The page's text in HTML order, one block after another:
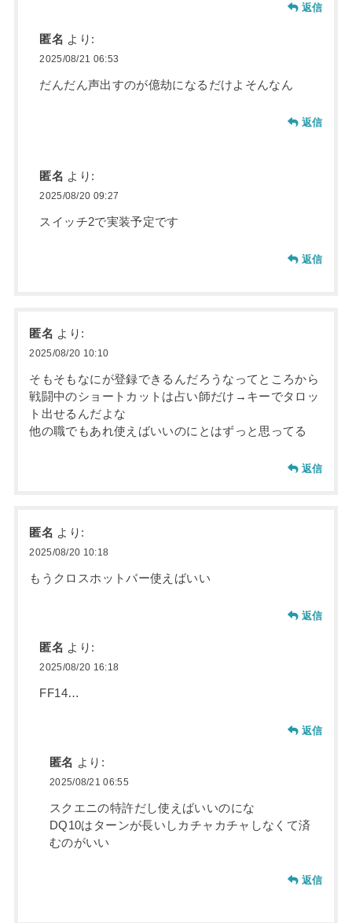
返信
匿名 より:
2025/08/21 06:53
だんだん声出すのが億劫になるだけよそんなん
返信
匿名 より:
2025/08/20 09:27
スイッチ2で実装予定です
返信
匿名 より:
2025/08/20 10:10
そもそもなにが登録できるんだろうなってところから
戦闘中のショートカットは占い師だけ→キーでタロッ
ト出せるんだよな
他の職でもあれ使えばいいのにとはずっと思ってる
返信
匿名 より:
2025/08/20 10:18
もうクロスホットバー使えばいい
返信
匿名 より:
2025/08/20 16:18
FF14…
返信
匿名 より:
2025/08/21 06:55
スクエニの特許だし使えばいいのにな
DQ10はターンが長いしカチャカチャしなくて済
むのがいい
返信